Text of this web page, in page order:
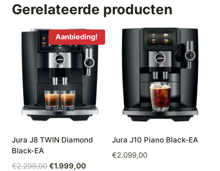
Gerelateerde producten
Aanbieding!
Jura J8 TWIN Diamond
Black-EA
€2.299,00 Oorspronkelijke
€1.999,00Huidige
Jura J10 Piano Black-EA
€2.099,00